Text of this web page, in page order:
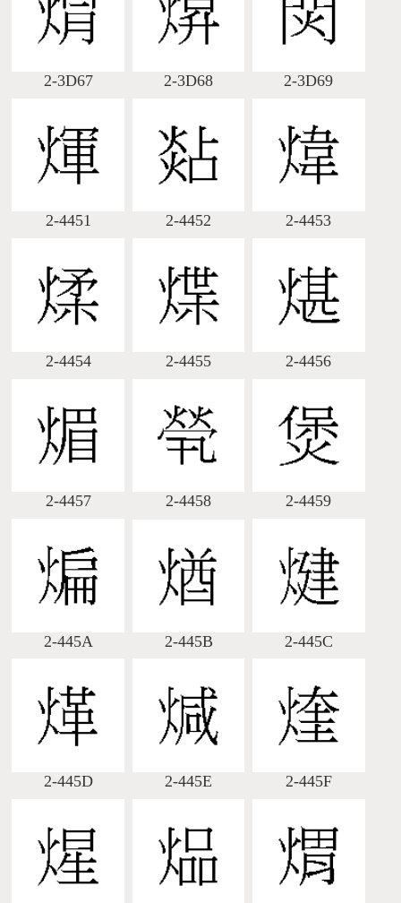
2-3D67 2-3D68 2-3D69
2-4451 2-4452 2-4453
2-4454 2-4455 2-4456
2-4457 2-4458 2-4459
2-445A 2-445B 2-445C
2-445D 2-445E 2-445F